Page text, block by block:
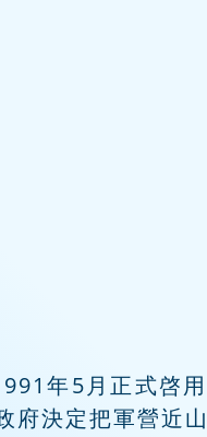
年5月正式啓
府決定把軍營近